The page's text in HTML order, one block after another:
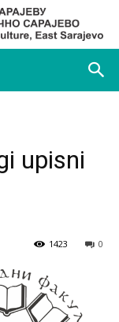
upisni
0
1423